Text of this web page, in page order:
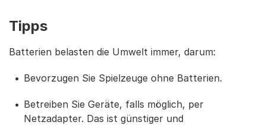
Tipps
Batterien belasten die Umwelt immer, darum:
Bevorzugen Sie Spielzeuge ohne Batterien.
Betreiben Sie Geräte, falls möglich, per
Netzadapter. Das ist günstiger und